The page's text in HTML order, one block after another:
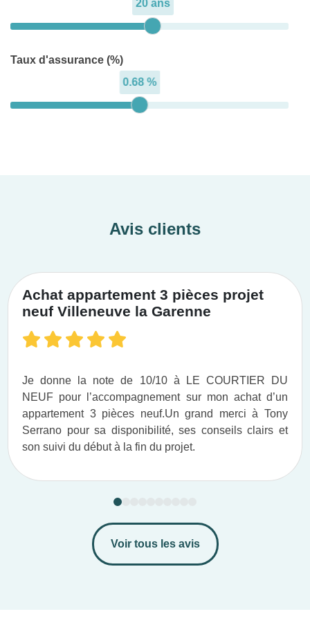
20 ans
Taux d'assurance (%)
0.68 %
Avis clients
Achat appartement 3 pièces projet
neuf Villeneuve la Garenne
Je donne la note de 10/10 à LE COURTIER DU
NEUF pour l’accompagnement sur mon achat d’un
appartement 3 pièces neuf.​ Un grand merci à Tony
Serrano pour sa disponibilité, ses conseils clairs et
son suivi du début à la fin du projet.​
Voir tous les avis